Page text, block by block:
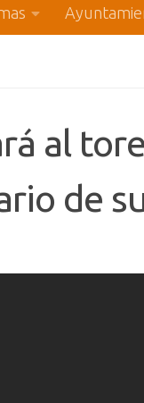
al
de